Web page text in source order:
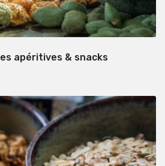
apéritives & snacks